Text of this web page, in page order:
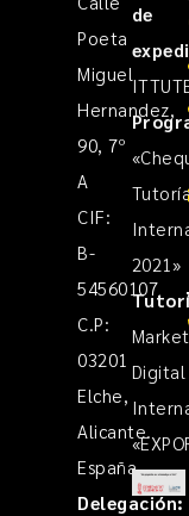
Poeta
Miguel
Hernandez,
90, 7º
A
CIF:
B-
54560107
C.P:
03201
Elche,
Alicante.
España
Delegación:
de
2021»
Digital